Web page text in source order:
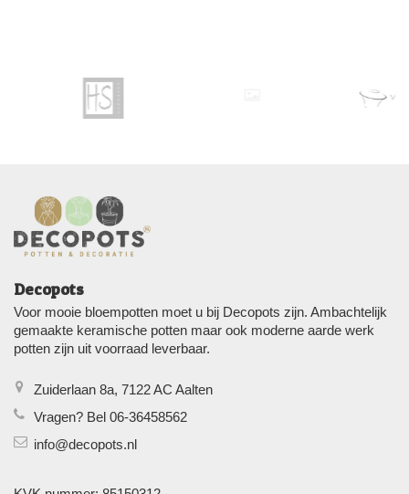
Decopots
Voor mooie bloempotten moet u bij Decopots zijn. Ambachtelijk
gemaakte keramische potten maar ook moderne aarde werk
potten zijn uit voorraad leverbaar.
Zuiderlaan 8a, 7122 AC Aalten
Vragen? Bel 06-36458562
info@decopots.nl